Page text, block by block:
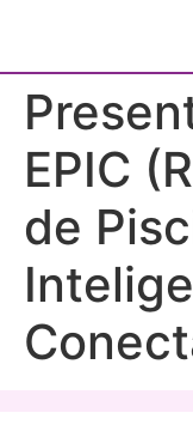
EPIC
de